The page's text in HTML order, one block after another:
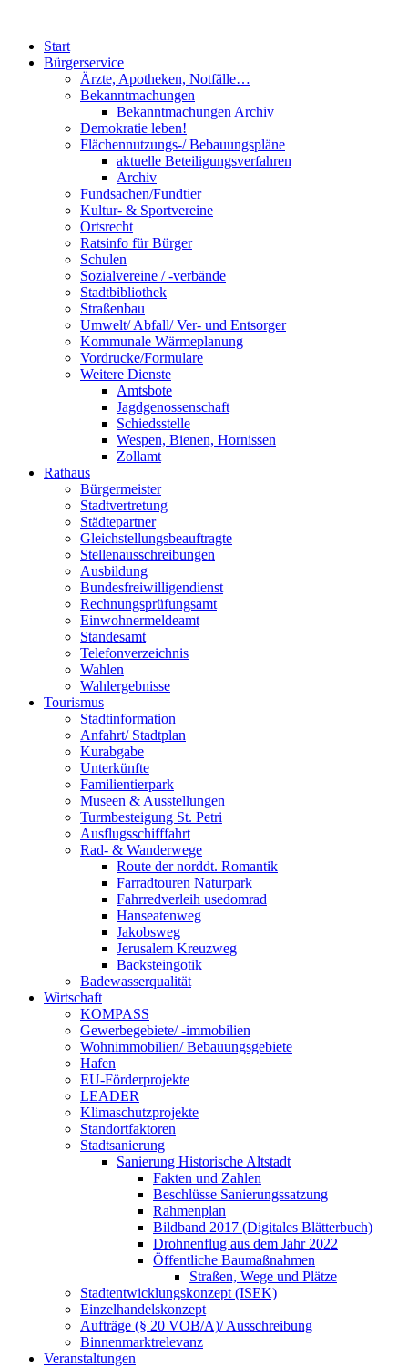
Start
Bürgerservice
Ärzte, Apotheken, Notfälle…
Bekanntmachungen
Bekanntmachungen Archiv
Demokratie leben!
Flächennutzungs-/ Bebauungspläne
aktuelle Beteiligungsverfahren
Archiv
Fundsachen/Fundtier
Kultur- & Sportvereine
Ortsrecht
Ratsinfo für Bürger
Schulen
Sozialvereine / -verbände
Stadtbibliothek
Straßenbau
Umwelt/ Abfall/ Ver- und Entsorger
Kommunale Wärmeplanung
Vordrucke/Formulare
Weitere Dienste
Amtsbote
Jagdgenossenschaft
Schiedsstelle
Wespen, Bienen, Hornissen
Zollamt
Rathaus
Bürgermeister
Stadtvertretung
Städtepartner
Gleichstellungsbeauftragte
Stellenausschreibungen
Ausbildung
Bundesfreiwilligendienst
Rechnungsprüfungsamt
Einwohnermeldeamt
Standesamt
Telefonverzeichnis
Wahlen
Wahlergebnisse
Tourismus
Stadtinformation
Anfahrt/ Stadtplan
Kurabgabe
Unterkünfte
Familientierpark
Museen & Ausstellungen
Turmbesteigung St. Petri
Ausflugsschifffahrt
Rad- & Wanderwege
Route der norddt. Romantik
Farradtouren Naturpark
Fahrredverleih usedomrad
Hanseatenweg
Jakobsweg
Jerusalem Kreuzweg
Backsteingotik
Badewasserqualität
Wirtschaft
KOMPASS
Gewerbegebiete/ -immobilien
Wohnimmobilien/ Bebauungsgebiete
Hafen
EU-Förderprojekte
LEADER
Klimaschutzprojekte
Standortfaktoren
Stadtsanierung
Sanierung Historische Altstadt
Fakten und Zahlen
Beschlüsse Sanierungssatzung
Rahmenplan
Bildband 2017 (Digitales Blätterbuch)
Drohnenflug aus dem Jahr 2022
Öffentliche Baumaßnahmen
Straßen, Wege und Plätze
Stadtentwicklungskonzept (ISEK)
Einzelhandelskonzept
Aufträge (§ 20 VOB/A)/ Ausschreibung
Binnenmarktrelevanz
Veranstaltungen